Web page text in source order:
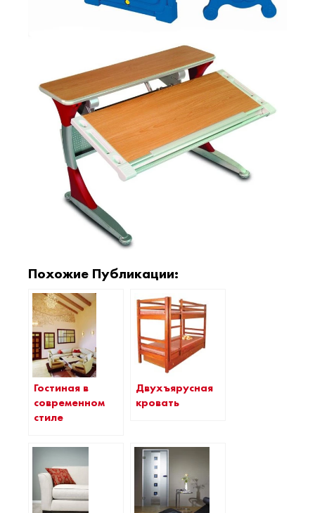
Похожие Публикации:
Гостиная в
современном
стиле
Двухъярусная
кровать